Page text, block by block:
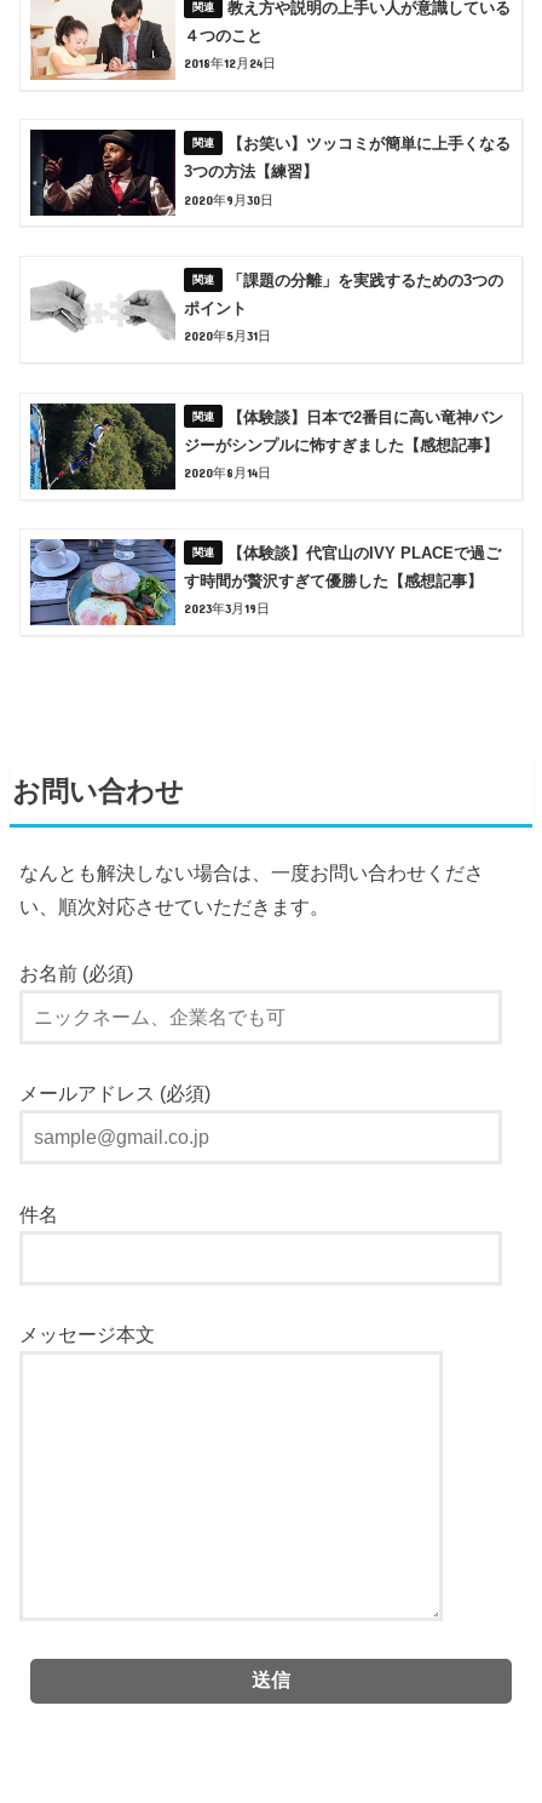
教え方や説明の上手い人が意識している
４つのこと
2018年12月24日
【お笑い】ツッコミが簡単に上手くなる
3つの方法【練習】
2020年9月30日
「課題の分離」を実践するための3つの
ポイント
2020年5月31日
【体験談】日本で2番目に高い竜神バン
ジーがシンプルに怖すぎました【感想記事】
2020年8月14日
【体験談】代官山のIVY PLACEで過ご
す時間が贅沢すぎて優勝した【感想記事】
2023年3月19日
お問い合わせ
なんとも解決しない場合は、一度お問い合わせくださ
い、順次対応させていただきます。
お名前 (必須)
メールアドレス (必須)
件名
メッセージ本文